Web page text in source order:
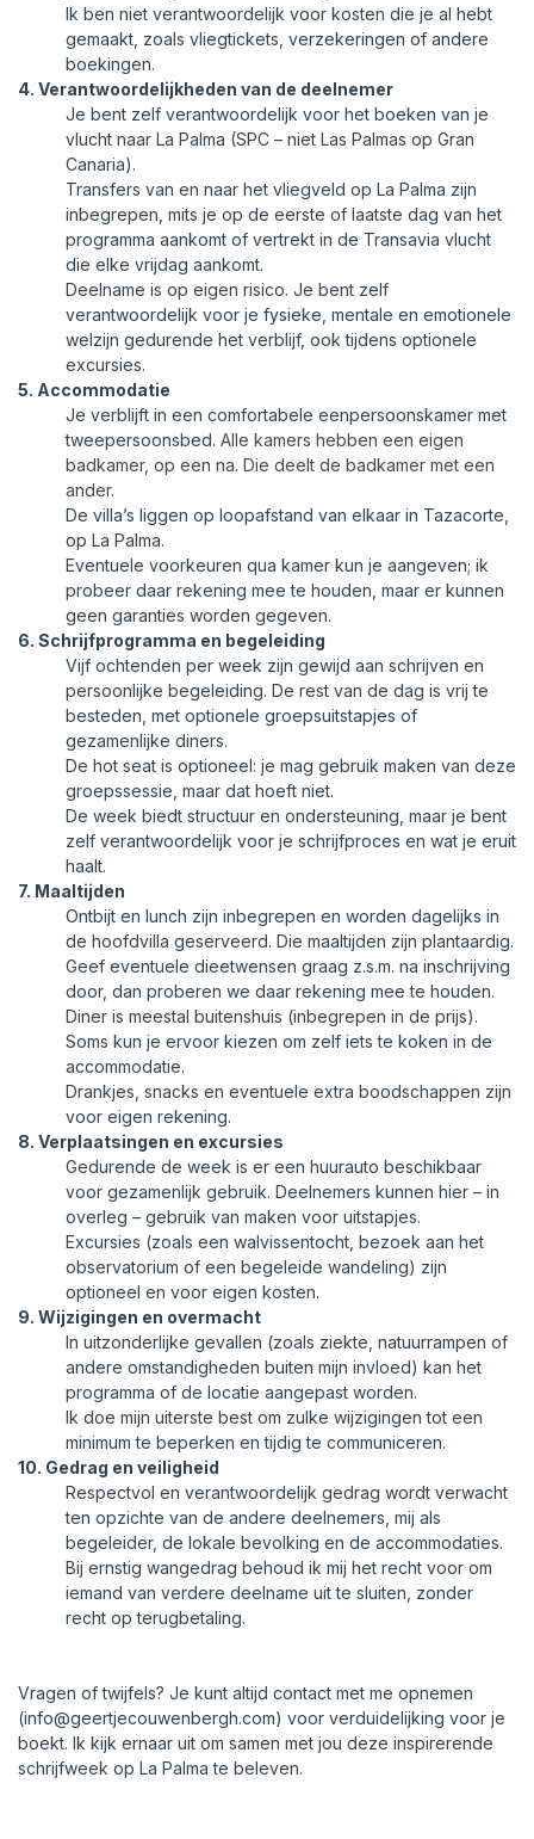
Ik ben niet verantwoordelijk voor kosten die je al hebt
gemaakt, zoals vliegtickets, verzekeringen of andere
boekingen.
4. Verantwoordelijkheden van de deelnemer
Je bent zelf verantwoordelijk voor het boeken van je
vlucht naar La Palma (SPC – niet Las Palmas op Gran
Canaria).
Transfers van en naar het vliegveld op La Palma zijn
inbegrepen, mits je op de eerste of laatste dag van het
programma aankomt of vertrekt in de Transavia vlucht
die elke vrijdag aankomt.
Deelname is op eigen risico. Je bent zelf
verantwoordelijk voor je fysieke, mentale en emotionele
welzijn gedurende het verblijf, ook tijdens optionele
excursies.
5. Accommodatie
Je verblijft in een comfortabele eenpersoonskamer met
tweepersoonsbed. Alle kamers hebben een eigen
badkamer, op een na. Die deelt de badkamer met een
ander.
De villa’s liggen op loopafstand van elkaar in Tazacorte,
op La Palma.
Eventuele voorkeuren qua kamer kun je aangeven; ik
probeer daar rekening mee te houden, maar er kunnen
geen garanties worden gegeven.
6. Schrijfprogramma en begeleiding
Vijf ochtenden per week zijn gewijd aan schrijven en
persoonlijke begeleiding. De rest van de dag is vrij te
besteden, met optionele groepsuitstapjes of
gezamenlijke diners.
De hot seat is optioneel: je mag gebruik maken van deze
groepssessie, maar dat hoeft niet.
De week biedt structuur en ondersteuning, maar je bent
zelf verantwoordelijk voor je schrijfproces en wat je eruit
haalt.
7. Maaltijden
Ontbijt en lunch zijn inbegrepen en worden dagelijks in
de hoofdvilla geserveerd. Die maaltijden zijn plantaardig.
Geef eventuele dieetwensen graag z.s.m. na inschrijving
door, dan proberen we daar rekening mee te houden.
Diner is meestal buitenshuis (inbegrepen in de prijs).
Soms kun je ervoor kiezen om zelf iets te koken in de
accommodatie.
Drankjes, snacks en eventuele extra boodschappen zijn
voor eigen rekening.
8. Verplaatsingen en excursies
Gedurende de week is er een huurauto beschikbaar
voor gezamenlijk gebruik. Deelnemers kunnen hier – in
overleg – gebruik van maken voor uitstapjes.
Excursies (zoals een walvissentocht, bezoek aan het
observatorium of een begeleide wandeling) zijn
optioneel en voor eigen kosten.
9. Wijzigingen en overmacht
In uitzonderlijke gevallen (zoals ziekte, natuurrampen of
andere omstandigheden buiten mijn invloed) kan het
programma of de locatie aangepast worden.
Ik doe mijn uiterste best om zulke wijzigingen tot een
minimum te beperken en tijdig te communiceren.
10. Gedrag en veiligheid
Respectvol en verantwoordelijk gedrag wordt verwacht
ten opzichte van de andere deelnemers, mij als
begeleider, de lokale bevolking en de accommodaties.
Bij ernstig wangedrag behoud ik mij het recht voor om
iemand van verdere deelname uit te sluiten, zonder
recht op terugbetaling.
Vragen of twijfels? Je kunt altijd contact met me opnemen
(info@geertjecouwenbergh.com) voor verduidelijking voor je
boekt. Ik kijk ernaar uit om samen met jou deze inspirerende
schrijfweek op La Palma te beleven.